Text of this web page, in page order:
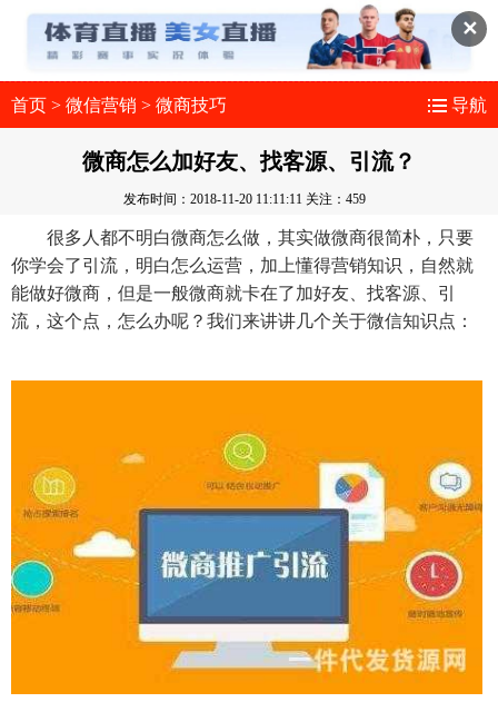
✕
首页 > 微信营销 > 微商技巧 导航
微商怎么加好友、找客源、引流？
发布时间：2018-11-20 11:11:11 关注：459
很多人都不明白微商怎么做，其实做微商很简朴，只要
你学会了引流，明白怎么运营，加上懂得营销知识，自然就
能做好微商，但是一般微商就卡在了加好友、找客源、引
流，这个点，怎么办呢？我们来讲讲几个关于微信知识点：